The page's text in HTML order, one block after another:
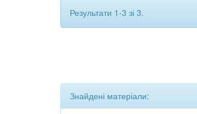
Результати 1-3 зі 3.
Знайдені матеріали: